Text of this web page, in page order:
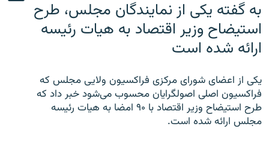
به گفته یکی از نمایندگان مجلس، طرح
استیضاح وزیر اقتصاد به هیات رئیسه
ارائه شده است
یکی از اعضای شورای مرکزی فراکسیون ولایی مجلس که
فراکسیون اصلی اصولگرایان محسوب می‌شود خبر داد که
طرح استیضاح وزیر اقتصاد با ۹۰ امضا به هیات رئیسه
مجلس ارائه شده است.